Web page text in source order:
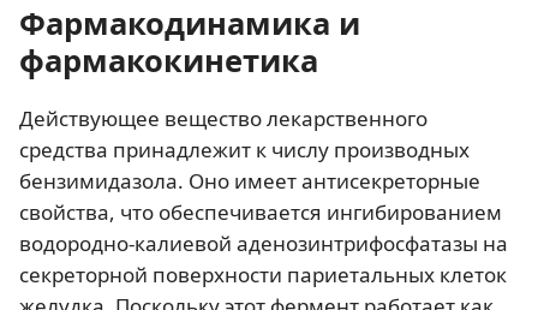
Фармакодинамика и
фармакокинетика
Действующее вещество лекарственного
средства принадлежит к числу производных
бензимидазола. Оно имеет антисекреторные
свойства, что обеспечивается ингибированием
водородно-калиевой аденозинтрифосфатазы на
секреторной поверхности париетальных клеток